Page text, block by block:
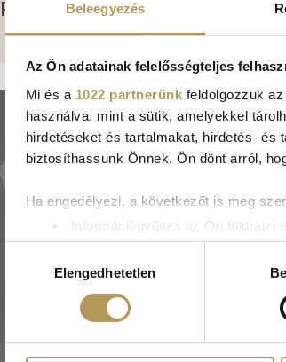
Beleegyezés
Az Ön adatainak felelősségteljes
Mi és a 1022 partnerünk feldolgozzuk
használva, mint a sütik, amelyekkel
hirdetéseket és tartalmakat, hirdetés- és
biztosíthassunk Önnek. Ön dönt arról,
Ha engedélyezi, a következőt is meg
Információgyűjtés az Ön földrajzi
Az Ön készülékén
Tudjon meg többet személyes
módosíthatja vagy visszavonhatja a
weboldalforgalmunk elemzéséhez.
kiválasztásaElengedhetetlen
PLASZTIKAI SEBÉSZET